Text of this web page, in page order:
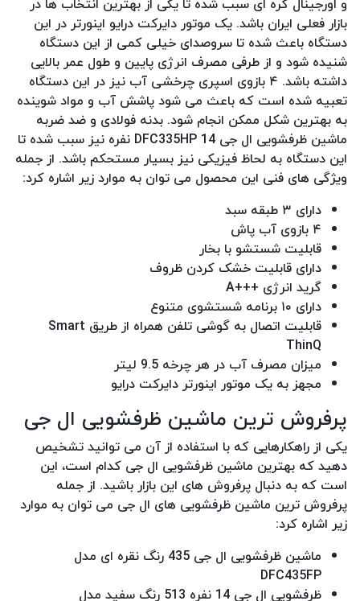
بازار فعلی ایران باشد. یک موتور دایرکت درایو اینورتر در این
دستگاه باعث شده تا سروصدای خیلی کمی از این دستگاه
شنیده شود و از طرفی مصرف انرژی پایین و طول عمر بالایی
داشته باشد. ۴ بازوی اسپری چرخشی آب نیز در این دستگاه
تعبیه شده است که باعث می شود پاشش آب و مواد شوینده
به بهترین شکل ممکن انجام شود. بدنه فولادی و ضد ضربه
ماشین ظرفشویی ال جی DFC335HP 14 نفره نیز سبب شده تا
این دستگاه به لحاظ فیزیکی نیز بسیار مستحکم باشد. از جمله
ویژگی های فنی این محصول می توان به موارد زیر اشاره کرد:
دارای ۳ طبقه سبد
۴ بازوی آب پاش
قابلیت شستشو با بخار
دارای قابلیت خشک کردن ظروف
گرید انرژی +++A
دارای ۱۰ برنامه شستشوی متنوع
قابلیت اتصال به گوشی تلفن همراه از طریق Smart
ThinQ
میزان مصرف آب در هر چرخه 9.5 لیتر
مجهز به یک موتور اینورتر دایرکت درایو
پرفروش ترین ماشین ظرفشویی ال جی
یکی از راهکارهایی که با استفاده از آن می توانید تشخیص
دهید که بهترین ماشین ظرفشویی ال جی کدام است، این
است که به دنبال پرفروش های این بازار باشید. از جمله
پرفروش ترین ماشین ظرفشویی های ال جی می توان به موارد
زیر اشاره کرد:
ماشین ظرفشویی ال جی 435 رنگ نقره ای مدل
DFC435FP
ظرفشویی ال جی 14 نفره 513 رنگ سفید مدل